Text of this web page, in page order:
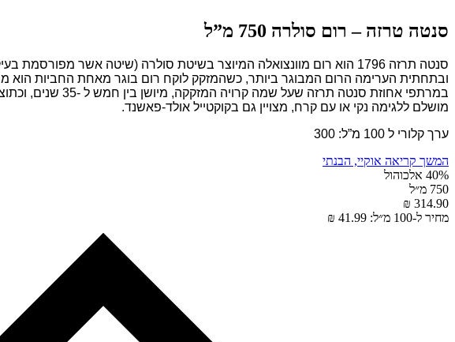
סנטה טרזה – רום סולרה 750 מ”ל
סנטה תרזה 1796 הוא רום מוונצואלה המיוצר בשיטת סולרה (שיטה אשר
ובתחתית הערימה הרום המבוגר ביותר, כשהמזקק לוקח רום בוגר מאחת החביות הוא
במרתפי אחוזת סנטה תרזה שעל שמה קרויה המזקקה, מיושן בין חמש ל -35 שנים, וכתוצאה מכך מתקבל משקה חלק, יבש ומאוזן.
מושלם ללגימה נקי או עם קרח, מצויין גם בקוקטייל אולד-פאשנד.
ערך קלורי ל 100 מ”ל: 300
המשך קריאה אוקיי, הבנתי
40% אלכוהול
750 מ״ל
314.90 ₪
מחיר ל-100 מ״ל: 41.99 ₪